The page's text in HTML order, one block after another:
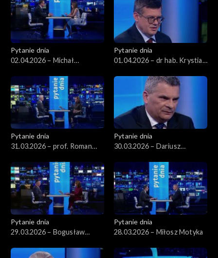
Pytanie dnia
02.04.2026 – Michał
Pytanie dnia
01.04.2026 – dr hab. Krystian
Pytanie dnia
31.03.2026 – prof. Roman
Pytanie dnia
30.03.2026 – Dariusz
Pytanie dnia
29.03.2026 – Bogusław
Pytanie dnia
28.03.2026 – Miłosz Motyka